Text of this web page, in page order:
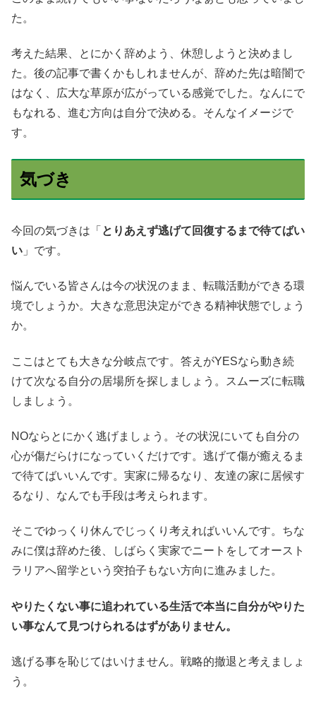
た。
考えた結果、とにかく辞めよう、休憩しようと決めまし
た。後の記事で書くかもしれませんが、辞めた先は暗闇で
はなく、広大な草原が広がっている感覚でした。なんにで
もなれる、進む方向は自分で決める。そんなイメージで
す。
気づき
今回の気づきは「 とりあえず逃げて回復するまで待てばい
い 」です。
悩んでいる皆さんは今の状況のまま、転職活動ができる環
境でしょうか。大きな意思決定ができる精神状態でしょう
か。
ここはとても大きな分岐点です。答えがYESなら動き続
けて次なる自分の居場所を探しましょう。スムーズに転職
しましょう。
NOならとにかく逃げましょう。その状況にいても自分の
心が傷だらけになっていくだけです。逃げて傷が癒えるま
で待てばいいんです。実家に帰るなり、友達の家に居候す
るなり、なんでも手段は考えられます。
そこでゆっくり休んでじっくり考えればいいんです。ちな
みに僕は辞めた後、しばらく実家でニートをしてオースト
ラリアへ留学という突拍子もない方向に進みました。
やりたくない事に追われている生活で本当に自分がやりた
い事なんて見つけられるはずがありません。
逃げる事を恥じてはいけません。戦略的撤退と考えましょ
う。